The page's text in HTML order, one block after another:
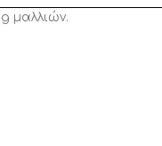
μαλλιών.